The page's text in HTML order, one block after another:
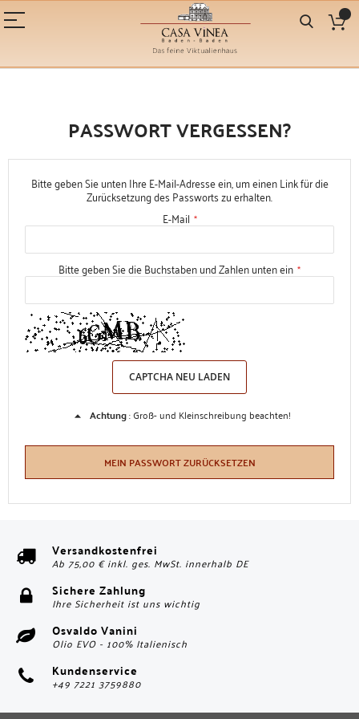
PASSWORT VERGESSEN?
Bitte geben Sie unten Ihre E-Mail-Adresse ein, um einen Link für die
Zurücksetzung des Passworts zu erhalten.
E-Mail
Bitte geben Sie die Buchstaben und Zahlen unten ein
CAPTCHA NEU LADEN
Achtung: Groß- und Kleinschreibung beachten!
MEIN PASSWORT ZURÜCKSETZEN
Versandkostenfrei
Ab 75,00 € inkl. ges. MwSt. innerhalb DE
Sichere Zahlung
Ihre Sicherheit ist uns wichtig
Osvaldo Vanini
Olio EVO - 100% Italienisch
Kundenservice
+49 7221 3759880